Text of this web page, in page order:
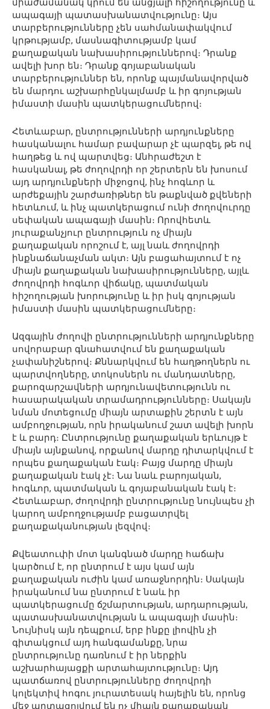
միաժամանակ կրում են անցյալի հիշողությունը և
ապագայի պատասխանատվությունը։ Այս
տարբերությունները չեն սահմանափակվում
կրթությամբ, մասնագիտությամբ կամ
քաղաքական նախասիրություններով։ Դրանք
ավելի խոր են։ Դրանք գոյաբանական
տարբերություններ են, որոնք պայմանավորված
են մարդու աշխարհընկալմամբ և իր գոյության
իմաստի մասին պատկերացումներով։
Հետևաբար, ընտրությունների արդյունքները
հասկանալու համար բավարար չէ պարզել, թե ով
հաղթեց և ով պարտվեց։ Անհրաժեշտ է
հասկանալ, թե ժողովրդի որ շերտերն են խոսում
այդ արդյունքների միջոցով, ինչ հոգևոր և
արժեքային շարժառիթներ են թաքնված քվեների
հետևում, և ինչ պատկերացում ունի ժողովուրդը
սեփական ապագայի մասին։ Որովհետև
յուրաքանչյուր ընտրություն ոչ միայն
քաղաքական որոշում է, այլ նաև ժողովրդի
ինքնաճանաչման ակտ։ Այն բացահայտում է ոչ
միայն քաղաքական նախասիրությունները, այլև
ժողովրդի հոգևոր վիճակը, պատմական
հիշողության խորությունը և իր իսկ գոյության
իմաստի մասին պատկերացումները։
Ազգային ժողովի ընտրությունների արդյունքները
սովորաբար գնահատվում են քաղաքական
չափանիշներով։ Քննարկվում են հաղթողներն ու
պարտվողները, տոկոսներն ու մանդատները,
քարոզարշավների արդյունավետությունն ու
հասարակական տրամադրությունները։ Սակայն
նման մոտեցումը միայն արտաքին շերտն է այն
ամբողջության, որն իրականում շատ ավելի խորն
է և բարդ։ Ընտրությունը քաղաքական երևույթ է
միայն այնքանով, որքանով մարդը դիտարկվում է
որպես քաղաքական էակ։ Բայց մարդը միայն
քաղաքական էակ չէ։ Նա նաև բարոյական,
հոգևոր, պատմական և գոյաբանական էակ է։
Հետևաբար, ժողովրդի ընտրությունը նույնպես չի
կարող ամբողջությամբ բացատրվել
քաղաքականության լեզվով։
Քվեատուփի մոտ կանգնած մարդը հաճախ
կարծում է, որ ընտրում է այս կամ այն
քաղաքական ուժին կամ առաջնորդին։ Սակայն
իրականում նա ընտրում է նաև իր
պատկերացումը ճշմարտության, արդարության,
պատասխանատվության և ապագայի մասին։
Նույնիսկ այն դեպքում, երբ ինքը լիովին չի
գիտակցում այդ հանգամանքը, նրա
ընտրությունը դառնում է իր ներքին
աշխարհայացքի արտահայտությունը։ Այդ
պատճառով ընտրությունները ժողովրդի
կոլեկտիվ հոգու յուրատեսակ հայելին են, որոնց
մեջ արտացոլվում են ոչ միայն քաղաքական